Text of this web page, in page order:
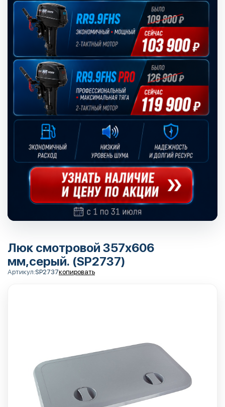
Люк смотровой 357х606
мм,серый. (SP2737)
Артикул:SP2737копировать